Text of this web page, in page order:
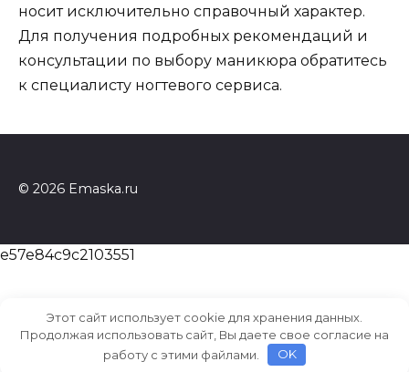
носит исключительно справочный характер.
Для получения подробных рекомендаций и
консультации по выбору маникюра обратитесь
к специалисту ногтевого сервиса.
© 2026 Emaska.ru
e57e84c9c2103551
Этот сайт использует cookie для хранения данных.
Продолжая использовать сайт, Вы даете свое согласие на
работу с этими файлами.
OK